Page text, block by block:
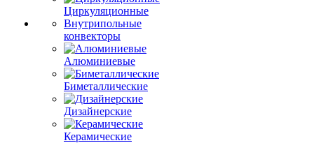
Циркуляционные
Внутрипольные
конвекторы
Алюминиевые
Биметаллические
Дизайнерские
Керамические